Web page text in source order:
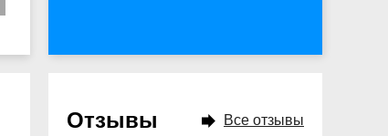
Отзывы Все отзывы